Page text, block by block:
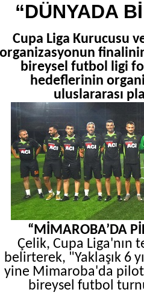
“DÜNYADA
Cupa Liga Kurucusu
organizasyonun
bireysel futbol ligi
hedeflerinin
uluslararası
“MİMAROBA’DA
Çelik, Cupa Liga'nın
belirterek, "Yaklaşık 6
yine Mimaroba'da
bireysel futbol